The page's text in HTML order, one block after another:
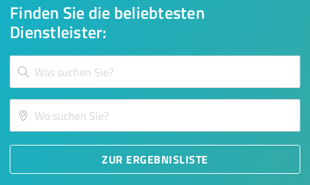
Finden Sie die beliebtesten
Dienstleister:
ZUR ERGEBNISLISTE